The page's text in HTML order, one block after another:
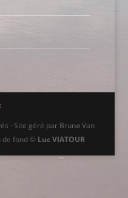
· Site géré par Brunø Van
de fond © Luc VIATOUR